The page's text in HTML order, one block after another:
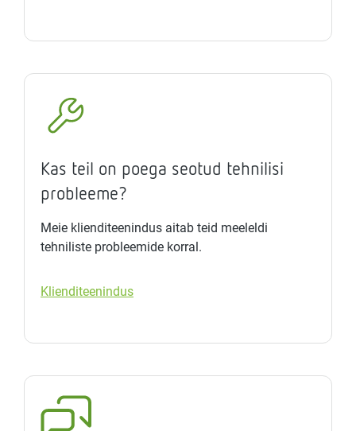
Kas teil on poega seotud tehnilisi
probleeme?
Meie klienditeenindus aitab teid meeleldi
tehniliste probleemide korral.
Klienditeenindus